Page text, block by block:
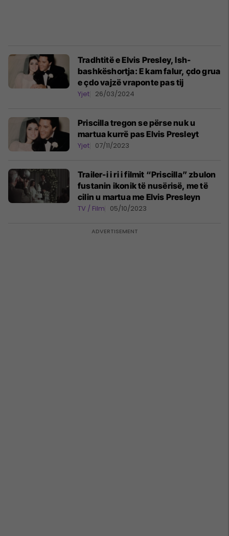
Tradhtitë e Elvis Presley, Ish-
bashkëshortja: E kam falur, çdo grua
e çdo vajzë vraponte pas tij
Yjet 26/03/2024
Priscilla tregon se përse nuk u
martua kurrë pas Elvis Presleyt
Yjet 07/11/2023
Trailer-i i ri i filmit “Priscilla” zbulon
fustanin ikonik të nusërisë, me të
cilin u martua me Elvis Presleyn
TV / Film 05/10/2023